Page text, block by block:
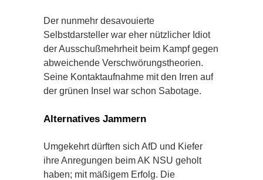
Der nunmehr desavouierte
Selbstdarsteller war eher nützlicher Idiot
der Ausschußmehrheit beim Kampf gegen
abweichende Verschwörungstheorien.
Seine Kontaktaufnahme mit den Irren auf
der grünen Insel war schon Sabotage.
Alternatives Jammern
Umgekehrt dürften sich AfD und Kiefer
ihre Anregungen beim AK NSU geholt
haben; mit mäßigem Erfolg. Die